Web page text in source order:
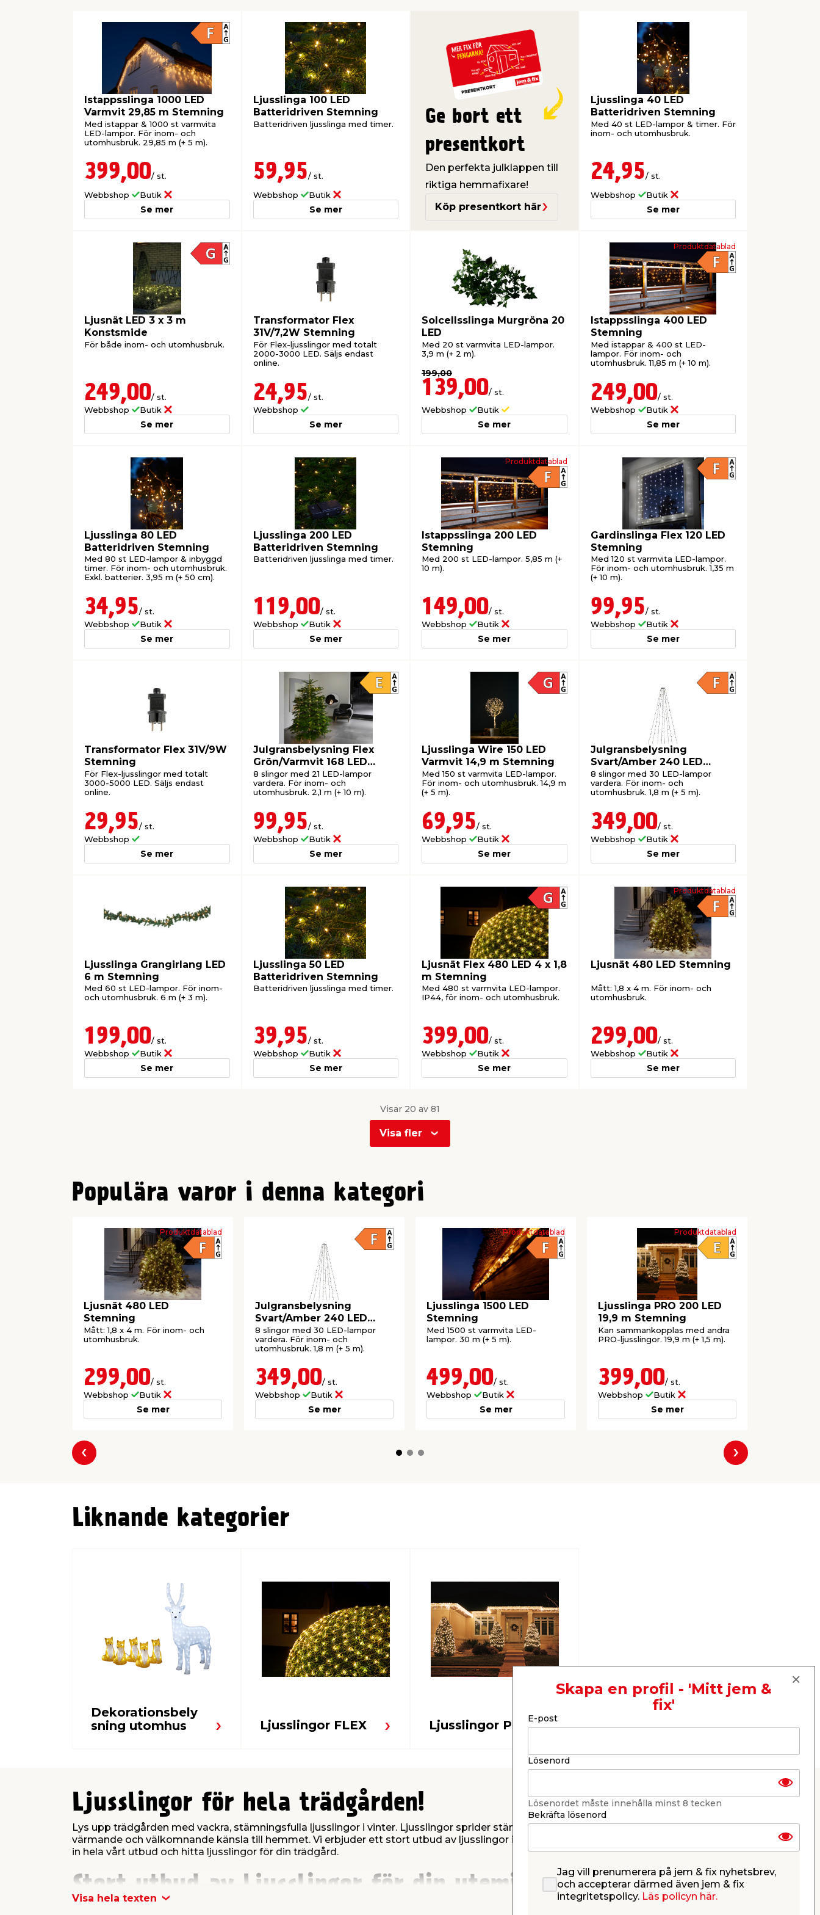
Istappsslinga 1000 LED
Varmvit 29,85 m Stemning
Med istappar & 1000 st varmvita
LED-lampor. För inom- och
utomhusbruk. 29,85 m (+ 5 m).
399,00/ st.
Webbshop
Butik
Se mer
Ljusslinga 100 LED
Batteridriven Stemning
Batteridriven ljusslinga med timer.
59,95/ st.
Webbshop
Butik
Se mer
Ge bort ett
presentkort
Den perfekta julklappen till
riktiga hemmafixare!
Köp presentkort här
Ljusslinga 40 LED
Batteridriven Stemning
Med 40 st LED-lampor & timer. För
inom- och utomhusbruk.
24,95/ st.
Webbshop
Butik
Se mer
Ljusnät LED 3 x 3 m
Konstsmide
För både inom- och utomhusbruk.
249,00/ st.
Webbshop
Butik
Se mer
Transformator Flex
31V/7,2W Stemning
För Flex-ljusslingor med totalt
2000-3000 LED. Säljs endast
online.
24,95/ st.
Webbshop
Se mer
Solcellsslinga Murgröna 20
LED
Med 20 st varmvita LED-lampor.
3,9 m (+ 2 m).
199,00
139,00/ st.
Webbshop
Butik
Se mer
Produktdatablad
Istappsslinga 400 LED
Stemning
Med istappar & 400 st LED-
lampor. För inom- och
utomhusbruk. 11,85 m (+ 10 m).
249,00/ st.
Webbshop
Butik
Se mer
Ljusslinga 80 LED
Batteridriven Stemning
Med 80 st LED-lampor & inbyggd
timer. För inom- och utomhusbruk.
Exkl. batterier. 3,95 m (+ 50 cm).
34,95/ st.
Webbshop
Butik
Se mer
Ljusslinga 200 LED
Batteridriven Stemning
Batteridriven ljusslinga med timer.
119,00/ st.
Webbshop
Butik
Se mer
Produktdatablad
Istappsslinga 200 LED
Stemning
Med 200 st LED-lampor. 5,85 m (+
10 m).
149,00/ st.
Webbshop
Butik
Se mer
Gardinslinga Flex 120 LED
Stemning
Med 120 st varmvita LED-lampor.
För inom- och utomhusbruk. 1,35 m
(+ 10 m).
99,95/ st.
Webbshop
Butik
Se mer
Transformator Flex 31V/9W
Stemning
För Flex-ljusslingor med totalt
3000-5000 LED. Säljs endast
online.
29,95/ st.
Webbshop
Se mer
Julgransbelysning Flex
Grön/Varmvit 168 LED
Stemning
8 slingor med 21 LED-lampor
vardera. För inom- och
utomhusbruk. 2,1 m (+ 10 m).
99,95/ st.
Webbshop
Butik
Se mer
Ljusslinga Wire 150 LED
Varmvit 14,9 m Stemning
Med 150 st varmvita LED-lampor.
För inom- och utomhusbruk. 14,9 m
(+ 5 m).
69,95/ st.
Webbshop
Butik
Se mer
Julgransbelysning
Svart/Amber 240 LED
Konstsmide
8 slingor med 30 LED-lampor
vardera. För inom- och
utomhusbruk. 1,8 m (+ 5 m).
349,00/ st.
Webbshop
Butik
Se mer
Ljusslinga Grangirlang LED
6 m Stemning
Med 60 st LED-lampor. För inom-
och utomhusbruk. 6 m (+ 3 m).
199,00/ st.
Webbshop
Butik
Se mer
Ljusslinga 50 LED
Batteridriven Stemning
Batteridriven ljusslinga med timer.
39,95/ st.
Webbshop
Butik
Se mer
Ljusnät Flex 480 LED 4 x 1,8
m Stemning
Med 480 st varmvita LED-lampor.
IP44, för inom- och utomhusbruk.
399,00/ st.
Webbshop
Butik
Se mer
Produktdatablad
Ljusnät 480 LED Stemning
Mått: 1,8 x 4 m. För inom- och
utomhusbruk.
299,00/ st.
Webbshop
Butik
Se mer
Visar 20 av 81
Visa fler
2
3
Populära varor i denna kategori
Produktdatablad
Ljusnät 480 LED
Stemning
Mått: 1,8 x 4 m. För inom- och
utomhusbruk.
299,00/ st.
Webbshop
Butik
Se mer
Julgransbelysning
Svart/Amber 240 LED
Konstsmide
8 slingor med 30 LED-lampor
vardera. För inom- och
utomhusbruk. 1,8 m (+ 5 m).
349,00/ st.
Webbshop
Butik
Se mer
Produktdatablad
Ljusslinga 1500 LED
Stemning
Med 1500 st varmvita LED-
lampor. 30 m (+ 5 m).
499,00/ st.
Webbshop
Butik
Se mer
Produktdatablad
Ljusslinga PRO 200 LED
19,9 m Stemning
Kan sammankopplas med andra
PRO-ljusslingor. 19,9 m (+ 1,5 m).
399,00/ st.
Webbshop
Butik
Se mer
Föregående Nästa
Liknande kategorier
Dekorationsbely
sning utomhus
Ljusslingor FLEX Ljusslingor PRO
Ljusslingor för hela trädgården!
Lys upp trädgården med vackra, stämningsfulla ljusslingor i vinter. Ljusslingor sprider stämningsfulla sken i vintermörkret och skapar en
värmande och välkomnande känsla till hemmet. Vi erbjuder ett stort utbud av ljusslingor i mängder av modeller och storlekar. Kolla
in hela vårt utbud och hitta ljusslingor för din trädgård.
Stort utbud av ljusslingor för din utemiljö
Visa hela texten
Skapa en profil - 'Mitt jem &
fix'
E-post
Lösenord
Lösenordet måste innehålla minst 8 tecken
Bekräfta lösenord
Jag vill prenumerera på jem & fix nyhetsbrev,
och accepterar därmed även jem & fix
integritetspolicy. Läs policyn här.